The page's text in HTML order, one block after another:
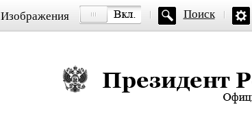
Изображения Поиск
Президент России —